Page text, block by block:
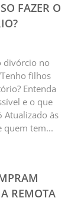
FAZER O
divórcio no
filhos
Entenda
e o que
Atualizado às
quem tem...
REMOTA